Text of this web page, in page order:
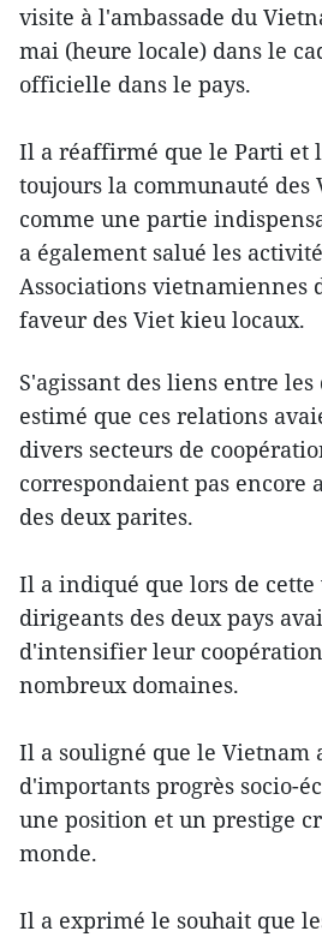
visite à l'ambassade du
mai (heure locale) dans le
officielle dans le pays.
Il a réaffirmé que le Parti et
toujours la communauté des
comme une partie
a également salué les
Associations vietnamiennes
faveur des Viet kieu locaux.
S'agissant des liens entre
estimé que ces relations
divers secteurs de
correspondaient pas encore
des deux parites.
Il a indiqué que lors de cette
dirigeants des deux pays
d'intensifier leur
nombreux domaines.
Il a souligné que le Vietnam
d'importants progrès socio-
une position et un prestige
monde.
Il a exprimé le souhait que